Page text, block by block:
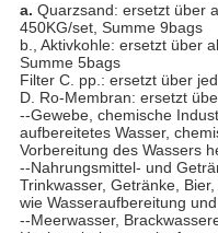
a. Quarzsand: ersetzt über
450KG/set, Summe 9bags
b., Aktivkohle: ersetzt über
Summe 5bags
Filter C. pp.: ersetzt über
D. Ro-Membran: ersetzt
--Gewebe, chemische
aufbereitetes Wasser,
Vorbereitung des Wassers
--Nahrungsmittel- und
Trinkwasser, Getränke,
wie Wasseraufbereitung
--Meerwasser,